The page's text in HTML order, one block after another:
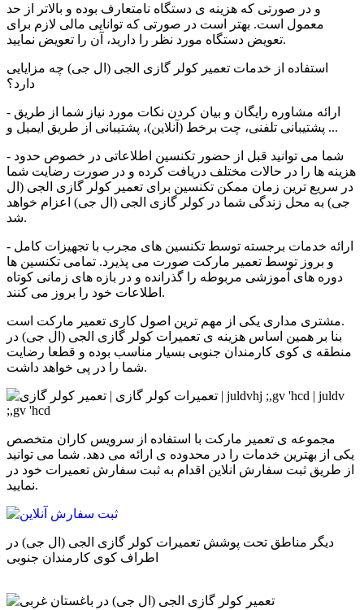
و در صورتی که هزینه ی دستگاه نامتعارف بوده و بالاتر از حد
معمول است. بهتر است در صورتی که توانایی مالی لازم برای
تعویض دستگاه مورد نظر را دارید، ‌آن را تعویض نمایید.
استفاده از خدمات تعمیر کولر گازی الجی (ال جی) چه مزایایی
دارد؟
- ارائه مشاوره رایگان و بیان کردن نکات مورد نیاز شما از طریق
پشتیبانی تلفنی، چت برخط (آنلاین)، پشتیبانی از طریق ایمیل و ...
- شما می توانید قبل از حضور تکنسین اطلاعاتی در خصوص حدود
هزینه ها را در حالات مختلف دریافت کرده و در صورت رضایت شما
در سریع ترین زمان ممکن تکنسین برای تعمیر کولر گازی الجی (ال
جی) به محل زندگی شما در کولر گازی الجی (ال جی) اعزام خواهد
شد.
- ارائه خدمات برجسته توسط تکنسین های مجرب با تجهیزات کامل
و بروز توسط تعمیر مارکت صورت می پذیرد. تمامی تکنسین ها
دوره های آموزشی مربوطه را گذرانده و در بازه های زمانی کوتاه
اطلاعات خود را بروز می کنند.
مشتری مداری یکی از مهم ترین اصول کاری تعمیر مارکت است.
بنا بر همین اساس هزینه ی تعمیرات کولر گازی الجی (ال جی) در
منطقه ی کوی کارمندان جنوبی بسیار مناسب بوده و قطعا رضایت
شما را در پی خواهد داشت.
مجموعه ی تعمیر مارکت با استفاده از سرویس کاران متخصص
یکی از بهترین خدمات را در محدوده ی ارائه می دهد. شما می توانید
از طریق ثبت سفارش انلاین اقدام به ثبت سفارش تعمیرات خود در
نمایید.
دیگر مناطق تحت پوشش تعمیرات کولر گازی الجی (ال جی) در
اطراف کوی کارمندان جنوبی